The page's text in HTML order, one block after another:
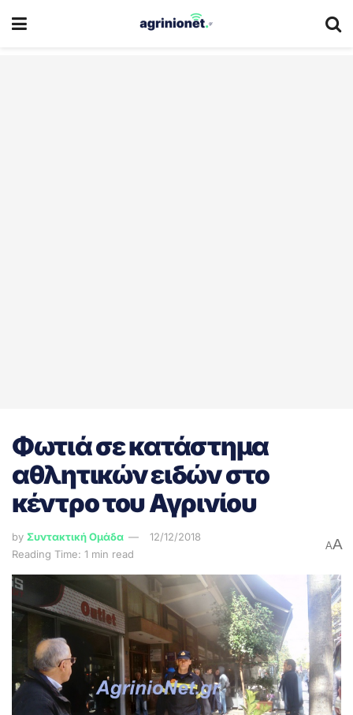
Φωτιά σε κατάστημα
αθλητικών ειδών στο
κέντρο του Αγρινίου
by Συντακτική Ομάδα
12/12/2018
Reading Time: 1 min read
AA